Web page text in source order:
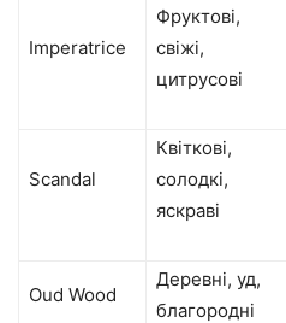
Imperatrice
Фруктові,
свіжі,
цитрусові
Scandal
Квіткові,
солодкі,
яскраві
Oud Wood
Деревні, уд,
благородні